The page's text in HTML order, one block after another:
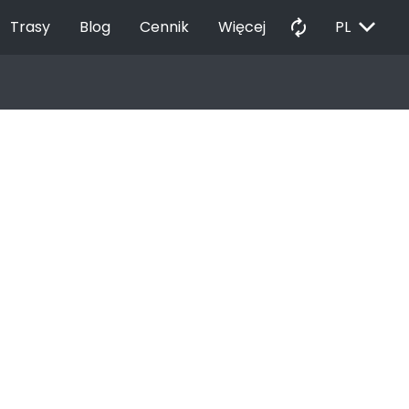
Trasy Blog Cennik Więcej autorenew PL EXPAND_MORE